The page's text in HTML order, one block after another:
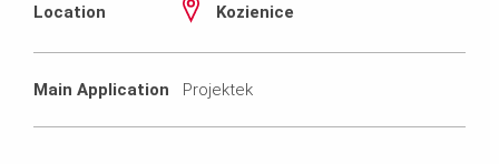
Location Kozienice
Main Application Projektek